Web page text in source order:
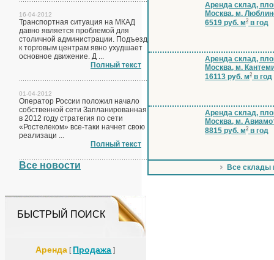
16-04-2012
Транспортная ситуация на МКАД
давно является проблемой для
столичной администрации. Подъезд
к торговым центрам явно ухудшает
основное движение. Д ...
Полный текст
01-04-2012
Оператор России положил начало
собственной сети Запланированная
в 2012 году стратегия по сети
«Ростелеком» все-таки начнет свою
реализаци ...
Полный текст
Все новости
БЫСТРЫЙ ПОИСК
Аренда [ Продажа ]
Аренда склад,
Москва, м.
6519 руб. м2 в год
Аренда склад,
Москва, м.
16113 руб. м2 в год
Аренда склад,
Москва, м.
8815 руб. м2 в год
Все